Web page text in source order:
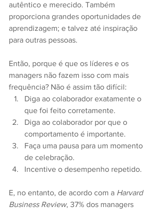
autêntico e merecido. Também
proporciona grandes oportunidades de
aprendizagem; e talvez até inspiração
para outras pessoas.
Então, porque é que os líderes e os
managers não fazem isso com mais
frequência? Não é assim tão difícil:
Diga ao colaborador exatamente o
que foi feito corretamente.
Diga ao colaborador por que o
comportamento é importante.
Faça uma pausa para um momento
de celebração.
Incentive o desempenho repetido.
E, no entanto, de acordo com a Harvard
Business Review, 37% dos managers